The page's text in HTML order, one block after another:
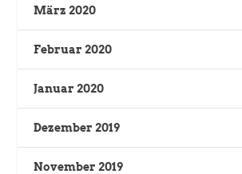
März 2020
Februar 2020
Januar 2020
Dezember 2019
November 2019